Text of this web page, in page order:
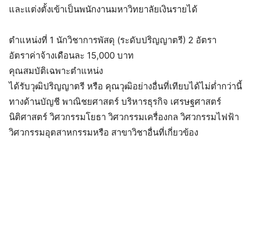
และแต่งตั้งเข้าเป็นพนักงานมหาวิทยาลัยเงินรายได้
ตำแหน่งที่ 1 นักวิชาการพัสดุ (ระดับปริญญาตรี) 2 อัตรา
อัตราค่าจ้างเดือนละ 15,000 บาท
คุณสมบัติเฉพาะตำแหน่ง
ได้รับวุฒิปริญญาตรี หรือ คุณวุฒิอย่างอื่นที่เทียบได้ไม่ต่ำกว่านี้
ทางด้านบัญชี พาณิชยศาสตร์ บริหารธุรกิจ เศรษฐศาสตร์
นิติศาสตร์ วิศวกรรมโยธา วิศวกรรมเครื่องกล วิศวกรรมไฟฟ้า
วิศวกรรมอุตสาหกรรมหรือ สาขาวิชาอื่นที่เกี่ยวข้อง